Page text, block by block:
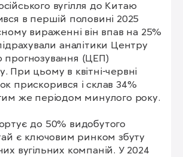
вугілля до Китаю
в першій половині 2025
вираженні він впав на 25%
аналітики Центру
прогнозування (ЦЕП)
При цьому в квітні-червні
прискорився і склав 34%
же періодом минулого року.
до 50% видобутого
є ключовим ринком збуту
вугільних компаній. У 2024